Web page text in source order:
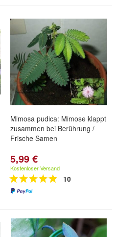
Mimosa pudica: Mimose klappt
zusammen bei Berührung /
Frische Samen
5,99 €
Kostenloser Versand
10